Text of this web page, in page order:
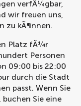
verfÃ¼gbar,
wir freuen uns,
zu kÃ¶nnen.
Platz fÃ¼r
Personen
09:00 bis 22:00
durch die Stadt
passt. Wenn Sie
Sie eine